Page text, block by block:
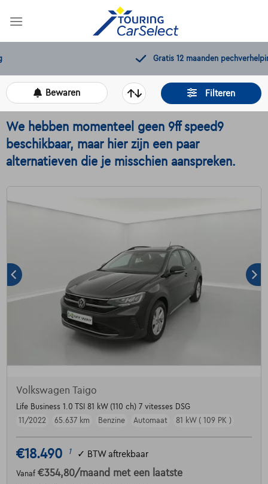
Gratis 12 maanden pechverhelping
Filteren
Bewaren
We hebben momenteel geen 9ff speed9
beschikbaar, maar hier zijn een paar
alternatieven die je misschien aanspreken.
Volkswagen Taigo
Life Business 1.0 TSI 81 kW (110 ch) 7 vitesses DSG
11/2022
65.637 km Benzine Automaat 81 kW ( 109 PK )
€18.490 1 ✓ BTW aftrekbaar
Vanaf €354,80/maand met een laatste